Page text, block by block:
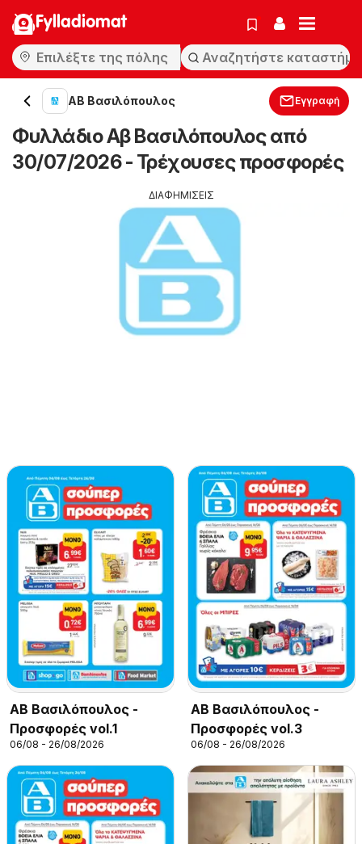
Fylladiomat
ΑΒ Βασιλόπουλος Εγγραφή
Φυλλάδιο Αβ Βασιλόπουλος από
30/07/2026 - Τρέχουσες προσφορές
ΔΙΑΦΗΜΙΣΕΙΣ
ΑΒ Βασιλόπουλος -
Προσφορές vol.1
06/08 - 26/08/2026
ΑΒ Βασιλόπουλος -
Προσφορές vol.3
06/08 - 26/08/2026